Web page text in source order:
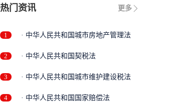
更多
热门资讯
1 · 中华人民共和国城市房地产管理法
2 · 中华人民共和国契税法
3 · 中华人民共和国城市维护建设税法
4 · 中华人民共和国国家赔偿法